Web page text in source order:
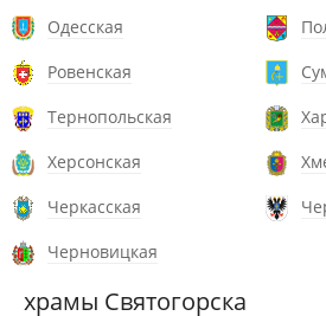
Одесская
Ровенская
Тернопольская
Херсонская
Черкасская
Черновицкая
храмы Святогорска